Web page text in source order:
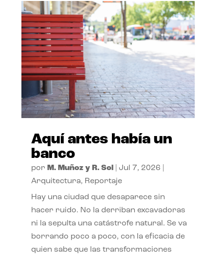
Aquí antes había un
banco
por M. Muñoz y R. Sol Jul 7, 2026
Arquitectura, Reportaje
Hay una ciudad que desaparece sin
hacer ruido. No la derriban excavadoras
ni la sepulta una catástrofe natural. Se va
borrando poco a poco, con la eficacia de
quien sabe que las transformaciones